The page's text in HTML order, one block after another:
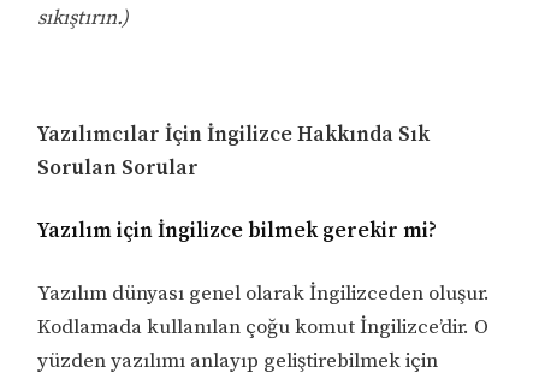
sıkıştırın.)
Yazılımcılar İçin İngilizce Hakkında Sık
Sorulan Sorular
Yazılım için İngilizce bilmek gerekir mi?
Yazılım dünyası genel olarak İngilizceden oluşur.
Kodlamada kullanılan çoğu komut İngilizce’dir. O
yüzden yazılımı anlayıp geliştirebilmek için